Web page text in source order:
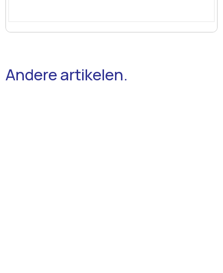
Andere artikelen.